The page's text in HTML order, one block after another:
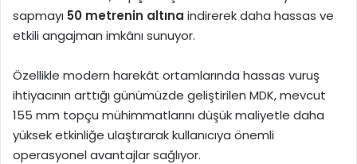
sapmayı 50 metrenin altına indirerek daha hassas ve
etkili angajman imkânı sunuyor.
Özellikle modern harekât ortamlarında hassas vuruş
ihtiyacının arttığı günümüzde geliştirilen MDK, mevcut
155 mm topçu mühimmatlarını düşük maliyetle daha
yüksek etkinliğe ulaştırarak kullanıcıya önemli
operasyonel avantajlar sağlıyor.